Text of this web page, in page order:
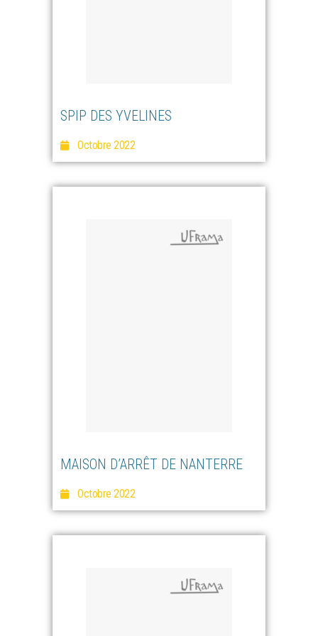
SPIP DES YVELINES
Octobre 2022
MAISON D’ARRÊT DE NANTERRE
Octobre 2022